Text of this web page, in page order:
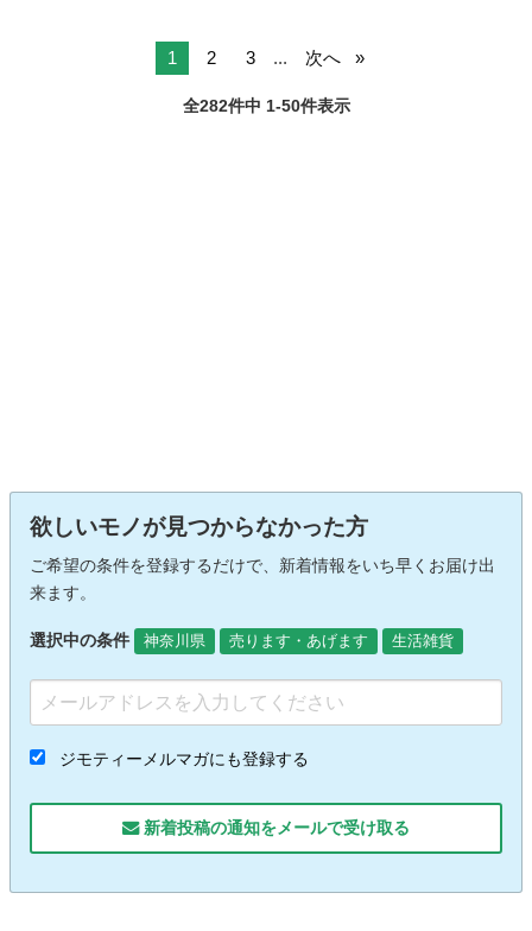
1 2 3 ... 次へ
全282件中 1-50件表示
欲しいモノが見つからなかった方
ご希望の条件を登録するだけで、新着情報をいち早くお届け出
来ます。
選択中の条件 神奈川県 売ります・あげます 生活雑貨
ジモティーメルマガにも登録する
新着投稿の通知をメールで受け取る